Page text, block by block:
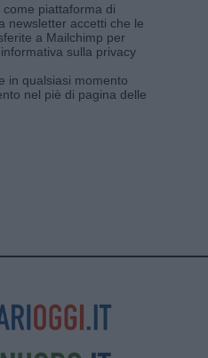
piattaforma di
newsletter accetti che le
a Mailchimp per
sulla privacy
in qualsiasi momento
nel piè di pagina delle